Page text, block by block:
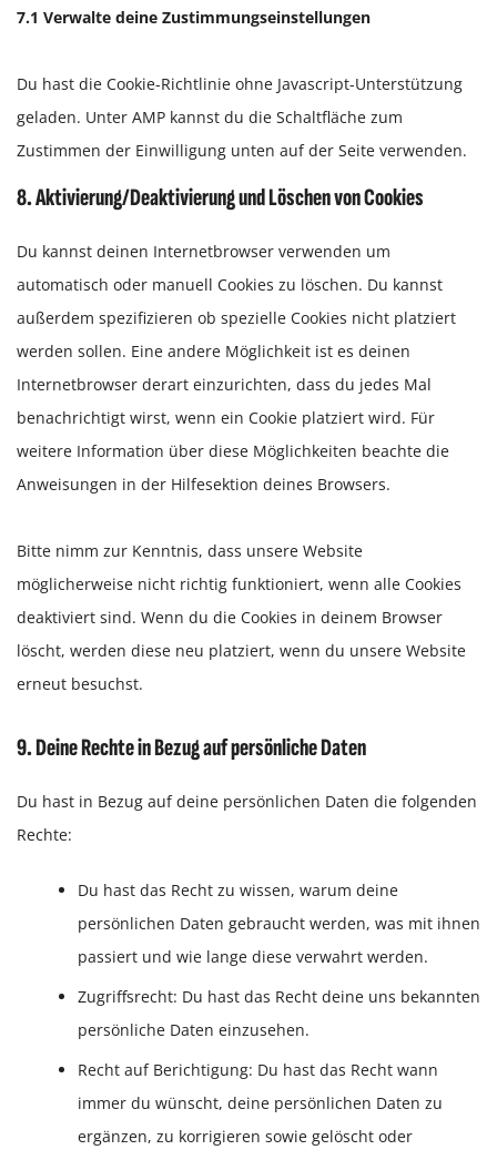
7.1 Verwalte deine Zustimmungseinstellungen
Du hast die Cookie-Richtlinie ohne Javascript-Unterstützung
geladen. Unter AMP kannst du die Schaltfläche zum
Zustimmen der Einwilligung unten auf der Seite verwenden.
8. Aktivierung/Deaktivierung und Löschen von Cookies
Du kannst deinen Internetbrowser verwenden um
automatisch oder manuell Cookies zu löschen. Du kannst
außerdem spezifizieren ob spezielle Cookies nicht platziert
werden sollen. Eine andere Möglichkeit ist es deinen
Internetbrowser derart einzurichten, dass du jedes Mal
benachrichtigt wirst, wenn ein Cookie platziert wird. Für
weitere Information über diese Möglichkeiten beachte die
Anweisungen in der Hilfesektion deines Browsers.
Bitte nimm zur Kenntnis, dass unsere Website
möglicherweise nicht richtig funktioniert, wenn alle Cookies
deaktiviert sind. Wenn du die Cookies in deinem Browser
löscht, werden diese neu platziert, wenn du unsere Website
erneut besuchst.
9. Deine Rechte in Bezug auf persönliche Daten
Du hast in Bezug auf deine persönlichen Daten die folgenden
Rechte:
Du hast das Recht zu wissen, warum deine
persönlichen Daten gebraucht werden, was mit ihnen
passiert und wie lange diese verwahrt werden.
Zugriffsrecht: Du hast das Recht deine uns bekannten
persönliche Daten einzusehen.
Recht auf Berichtigung: Du hast das Recht wann
immer du wünscht, deine persönlichen Daten zu
ergänzen, zu korrigieren sowie gelöscht oder